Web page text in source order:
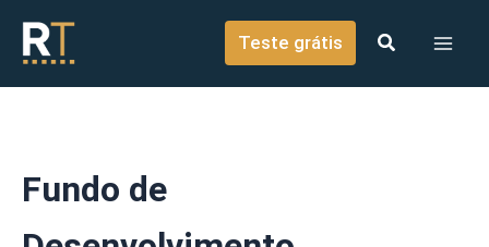
conteúdo
Teste grátis
Fundo de